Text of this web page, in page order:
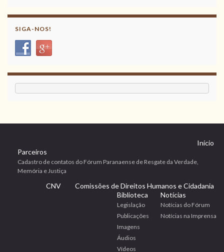
SIGA-NOS!
Início
Parceiros
Cadastro de contatos do Fórum Paranaense de Resgate da Verdade,
Memória e Justiça
CNV
Comissões de Direitos Humanos e Cidadania
Biblioteca
Legislação
Publicações
Imagens
Áudios
Vídeos
Notícias
Notícias do Fórum
Notícias na Imprensa